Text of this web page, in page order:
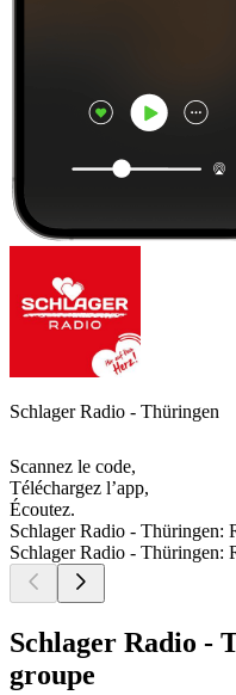
Schlager Radio - Thüringen
Scannez le code,
Téléchargez l’app,
Écoutez.
Schlager Radio - Thüringen:
Schlager Radio - Thüringen:
Schlager Radio -
groupe